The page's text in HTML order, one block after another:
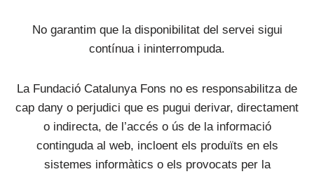
No garantim que la disponibilitat del servei sigui
contínua i ininterrompuda.
La Fundació Catalunya Fons no es responsabilitza de
cap dany o perjudici que es pugui derivar, directament
o indirecta, de l’accés o ús de la informació
continguda al web, incloent els produïts en els
sistemes informàtics o els provocats per la